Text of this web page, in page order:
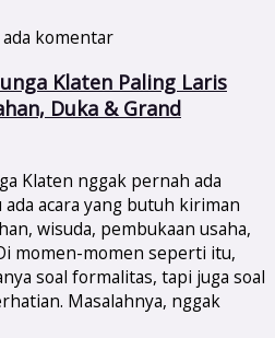
komentar
Klaten Paling Laris
Duka & Grand
Klaten nggak pernah ada
acara yang butuh kiriman
wisuda, pembukaan usaha,
momen-momen seperti itu,
soal formalitas, tapi juga soal
Masalahnya, nggak